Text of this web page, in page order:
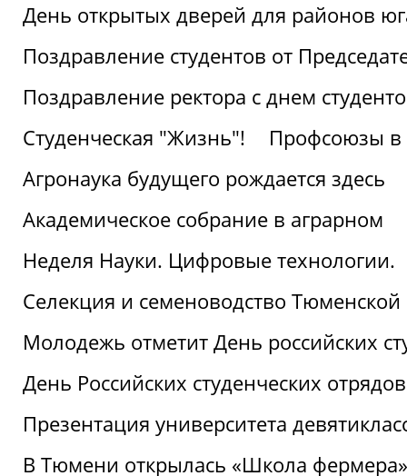
День открытых дверей для районов
Поздравление студентов от
Поздравление ректора с днем
Студенческая "Жизнь"!
Профсоюзы в
Агронаука будущего рождается здесь
Академическое собрание в аграрном
Неделя Науки. Цифровые технологии.
Селекция и семеноводство Тюменской
Молодежь отметит День российских
День Российских студенческих
Презентация университета
В Тюмени открылась «Школа фермера»